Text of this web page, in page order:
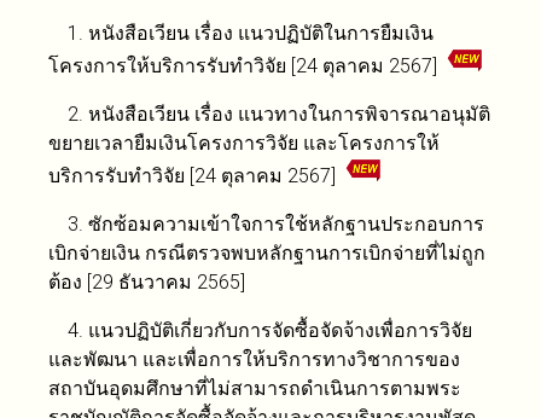
1. หนังสือเวียน เรื่อง แนวปฏิบัติในการยืมเงิน
โครงการให้บริการรับทำวิจัย [24 ตุลาคม 2567]
2. หนังสือเวียน เรื่อง แนวทางในการพิจารณาอนุมัติ
ขยายเวลายืมเงินโครงการวิจัย และโครงการให้
บริการรับทำวิจัย [24 ตุลาคม 2567]
3. ซักซ้อมความเข้าใจการใช้หลักฐานประกอบการ
เบิกจ่ายเงิน กรณีตรวจพบหลักฐานการเบิกจ่ายที่ไม่ถูก
ต้อง [29 ธันวาคม 2565]
4. แนวปฏิบัติเกี่ยวกับการจัดซื้อจัดจ้างเพื่อการวิจัย
และพัฒนา และเพื่อการให้บริการทางวิชาการของ
สถาบันอุดมศึกษาที่ไม่สามารถดำเนินการตามพระ